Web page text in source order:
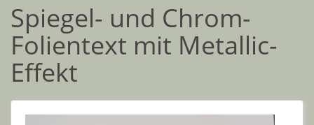
Spiegel- und Chrom-
Folientext mit Metallic-
Effekt